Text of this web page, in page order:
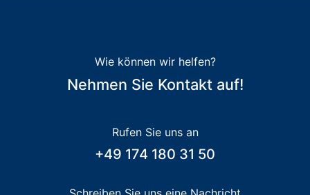
Wie können wir helfen?
Nehmen Sie Kontakt auf!
Rufen Sie uns an
+49 174 180 31 50